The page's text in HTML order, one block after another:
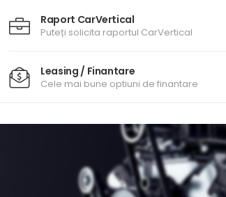
Raport CarVertical
Puteți solicita raportul CarVertical
Leasing / Finantare
Cele mai bune optiuni de finantare